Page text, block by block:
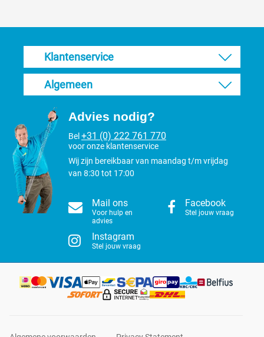
Klantenservice
Algemeen
Advies nodig?
Bel +31 (0) 222 761 770
voor onze klantenservice
Wij zijn bereikbaar van maandag t/m vrijdag
van 8:30 tot 17:00
Mail ons
Voor hulp en
advies
Facebook
Stel jouw vraag
Instagram
Stel jouw vraag